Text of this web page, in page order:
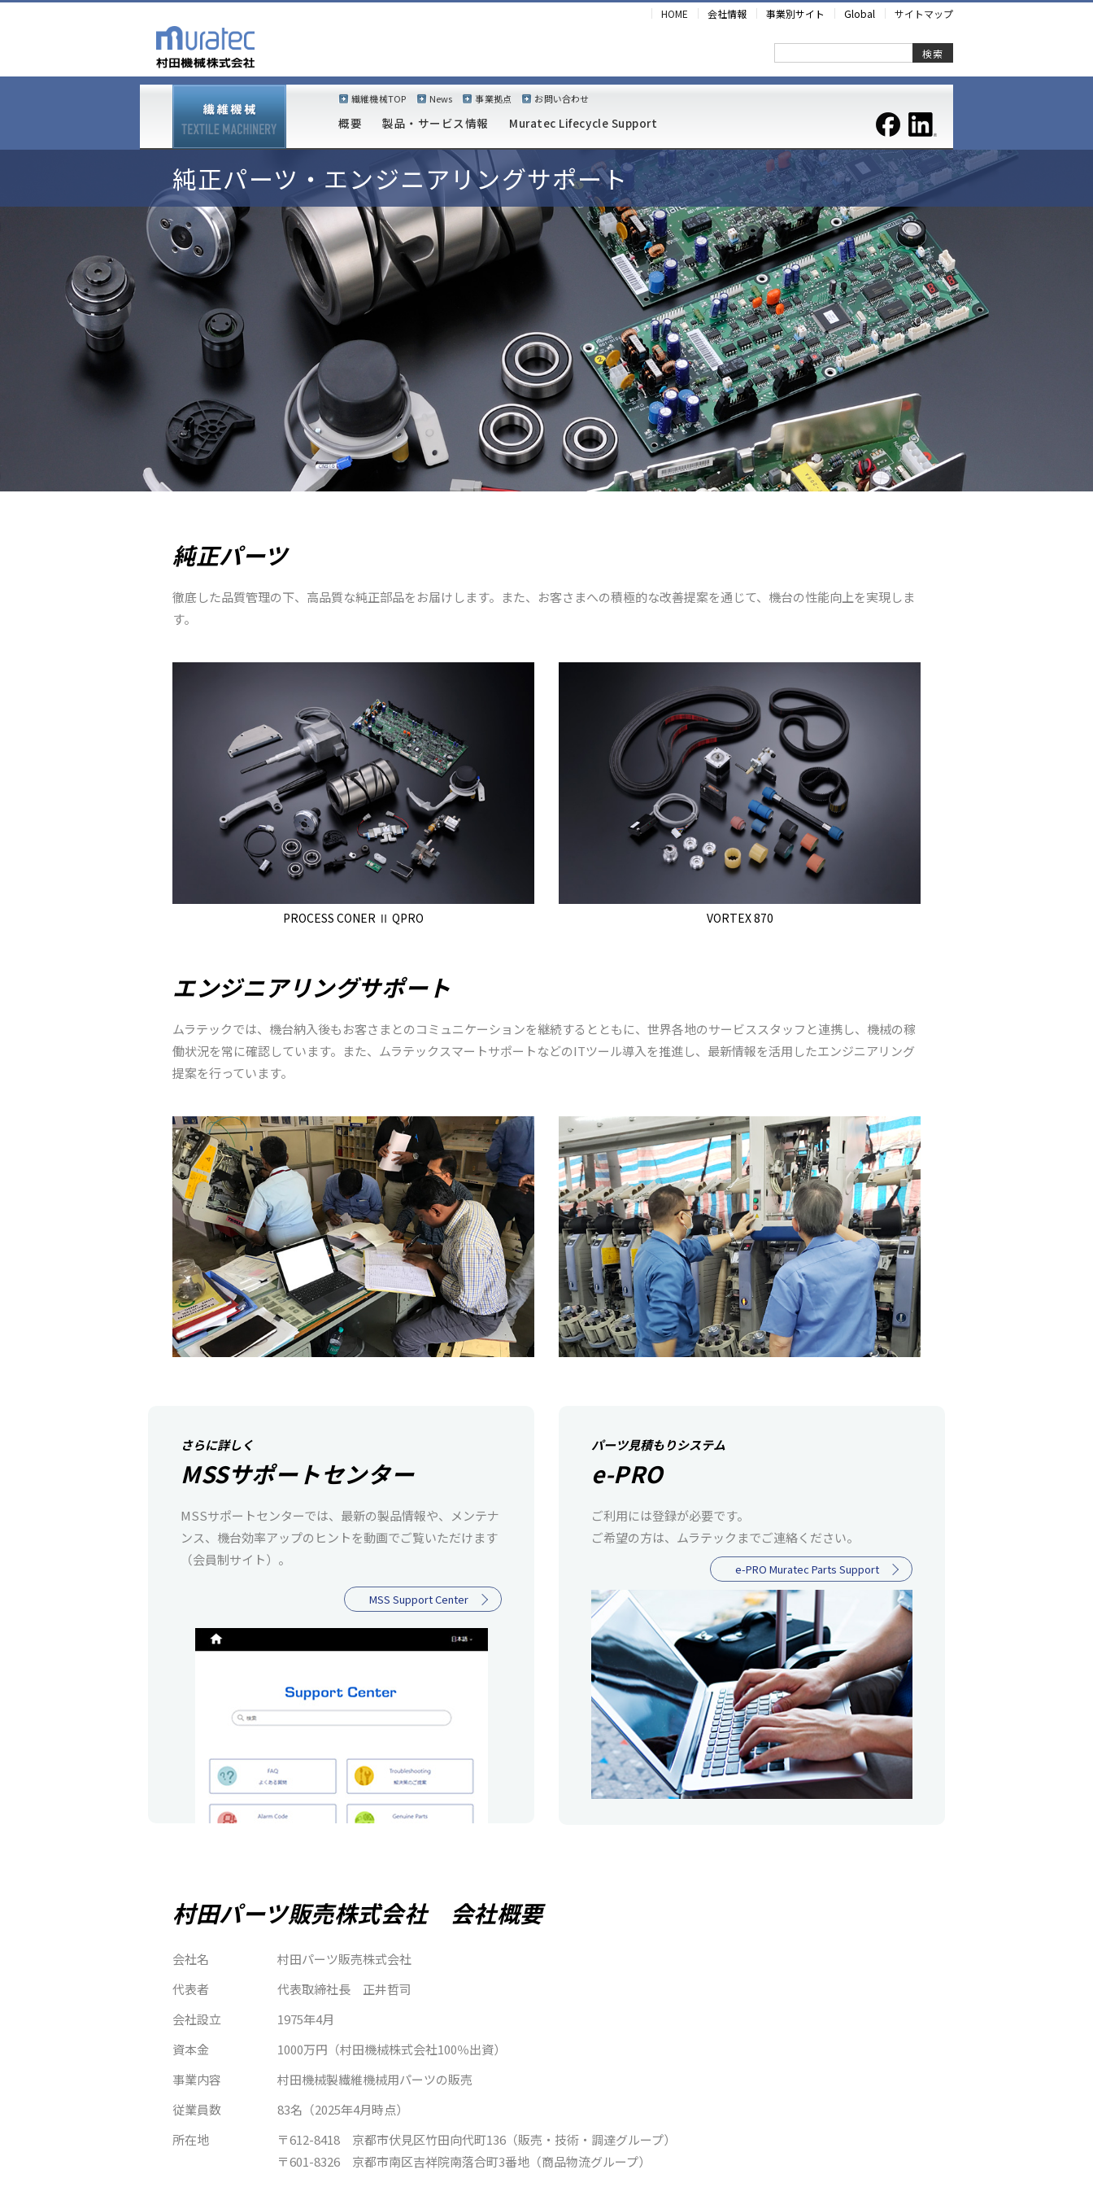
HOME 会社情報 事業別サイト Global サイトマップ
検索
繊維機械TOP News 事業拠点 お問い合わせ
概要
製品・サービス情報
AIcone
VORTEX精紡機
VORTEX
Muratec Lifecycle Support
Muratec Lifecycle Support
Muratec Smart Support（MSS)
純正パーツ・エンジニアリングサポート
純正パーツ・エンジニアリングサポート
純正パーツ
徹底した品質管理の下、高品質な純正部品をお届けします。また、お客さまへの積極的な改善提案を通じて、機台の性能向上を実現しま
す。
PROCESS CONER Ⅱ QPRO VORTEX 870
エンジニアリングサポート
ムラテックでは、機台納入後もお客さまとのコミュニケーションを継続するとともに、世界各地のサービススタッフと連携し、機械の稼
働状況を常に確認しています。また、ムラテックスマートサポートなどのITツール導入を推進し、最新情報を活用したエンジニアリング
提案を行っています。
さらに詳しく
MSSサポートセンター
MSSサポートセンターでは、最新の製品情報や、メンテナ
ンス、機台効率アップのヒントを動画でご覧いただけます
（会員制サイト）。
MSS Support Center
パーツ見積もりシステム
e-PRO
ご利用には登録が必要です。
ご希望の方は、ムラテックまでご連絡ください。
e-PRO Muratec Parts Support
村田パーツ販売株式会社 会社概要
会社名
村田パーツ販売株式会社
代表者
代表取締社長 正井哲司
会社設立
1975年4月
資本金
1000万円（村田機械株式会社100％出資）
事業内容
村田機械製繊維機械用パーツの販売
従業員数
83名（2025年4月時点）
所在地
〒612-8418 京都市伏見区竹田向代町136（販売・技術・調達グループ）
〒601-8326 京都市南区吉祥院南落合町3番地（商品物流グループ）